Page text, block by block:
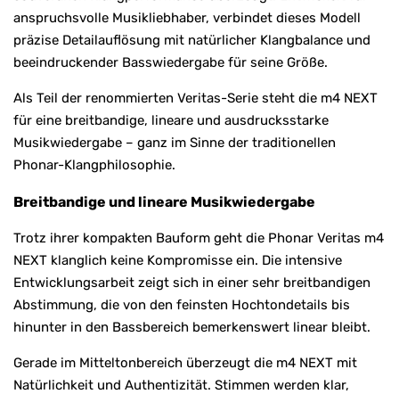
anspruchsvolle Musikliebhaber, verbindet dieses Modell
präzise Detailauflösung mit natürlicher Klangbalance und
beeindruckender Basswiedergabe für seine Größe.
Als Teil der renommierten Veritas-Serie steht die m4 NEXT
für eine breitbandige, lineare und ausdrucksstarke
Musikwiedergabe – ganz im Sinne der traditionellen
Phonar-Klangphilosophie.
Breitbandige und lineare Musikwiedergabe
Trotz ihrer kompakten Bauform geht die Phonar Veritas m4
NEXT klanglich keine Kompromisse ein. Die intensive
Entwicklungsarbeit zeigt sich in einer sehr breitbandigen
Abstimmung, die von den feinsten Hochtondetails bis
hinunter in den Bassbereich bemerkenswert linear bleibt.
Gerade im Mitteltonbereich überzeugt die m4 NEXT mit
Natürlichkeit und Authentizität. Stimmen werden klar,